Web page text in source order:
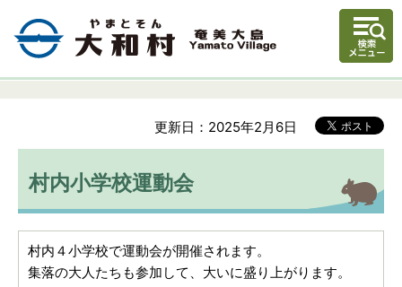
更新日：2025年2月6日
村内小学校運動会
村内４小学校で運動会が開催されます。
集落の大人たちも参加して、大いに盛り上がります。